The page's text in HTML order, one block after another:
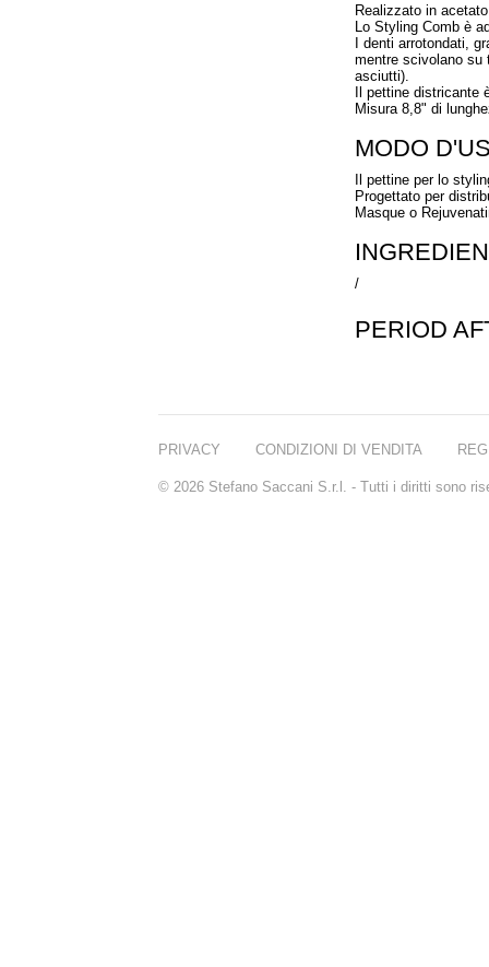
Realizzato in
Lo Styling Comb è
I denti arrotondati,
mentre scivolano
asciutti).
Il pettine districante
Misura 8,8" di
MODO
Il pettine per lo
Progettato per
Masque o
/
PERIOD
PRIVACY CONDIZIONI DI VENDITA
© 2026 Stefano Saccani S.r.l. - Tutti i diritti sono